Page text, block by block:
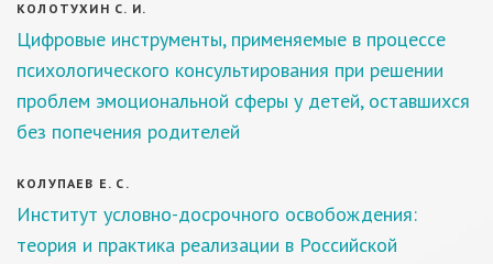
КОЛОТУХИН С. И.
Цифровые инструменты, применяемые в процессе
психологического консультирования при решении
проблем эмоциональной сферы у детей, оставшихся
без попечения родителей
КОЛУПАЕВ Е. С.
Институт условно-досрочного освобождения:
теория и практика реализации в Российской